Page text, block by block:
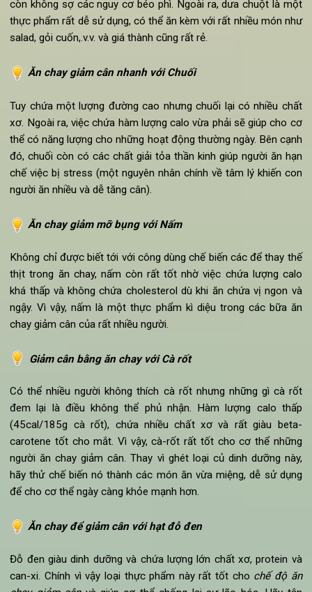
loại thực phẩm bạn chọn cho bữa ăn
Ăn chay giảm cân đẹp da với Dưa chuột
Trong các khẩu phần ăn của những người có muốn giảm
cân nặng, việc không nhắc đến dưa chuột là một thiếu sót
lớn. Dưa chuốt có hàn lượng calo thấp, chứa rất nhiều nước
không chứa chất béo. 100g dưa chuột chỉ chứa khoảng
calo. Vì vậy ăn nhiều dưa chuột không những tốt cho cơ thể
còn không sợ các nguy cơ béo phì. Ngoài ra, dưa chuột là
thực phẩm rất dễ sử dụng, có thể ăn kèm với rất nhiều món
salad, gỏi cuốn,.v.v. và giá thành cũng rất rẻ.
Ăn chay giảm cân nhanh với Chuối
xơ. Ngoài ra, việc chứa hàm lượng calo vừa phải sẽ giúp cho
đó, chuối còn có các chất giải tỏa thần kinh giúp người ăn
chế việc bị stress (một nguyên nhân chính về tâm lý khiến
người ăn nhiều và dễ tăng cân).
Ăn chay giảm mỡ bụng với Nấm
Không chỉ được biết tới với công dùng chế biến các để thay
thịt trong ăn chay, nấm còn rất tốt nhờ việc chứa lượng
khá thấp và không chứa cholesterol dù khi ăn chứa vị ngon
ngậy. Vì vậy, nấm là một thực phẩm kì diệu trong các bữa
chay giảm cân của rất nhiều người.